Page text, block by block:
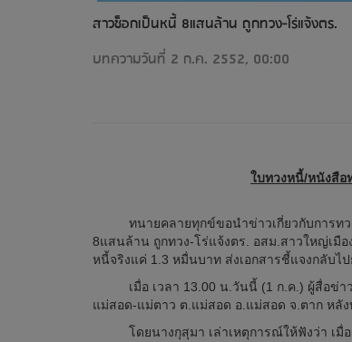
สาวช็อกเป็นหนี้ 8แสนล้าน ถูกทวง-โร่แจ้งตร.
บทความวันที่ 2 ก.ค. 2552, 00:00
ใบทวงหนี้/หนังสือ
ทนายคลายทุกข์ขอนำข่าวเกี่ยวกับการทวง
8แสนล้าน ถูกทวง-โร่แจ้งตร. อสม.สาวใหญ่เ
หนี้จริงแค่ 1.3 หมื่นบาท ส่งเอกสารชี้แจงกลับไ
เมื่อ เวลา 13.00 น.วันนี้ (1 ก.ค.) ผู้สื่อข่าว
แม่สอด-แม่ตาว ต.แม่สอด อ.แม่สอด จ.ตาก หลั
โดยนางกุสุมา เล่าเหตุการณ์ให้ฟังว่า เมื่อวั